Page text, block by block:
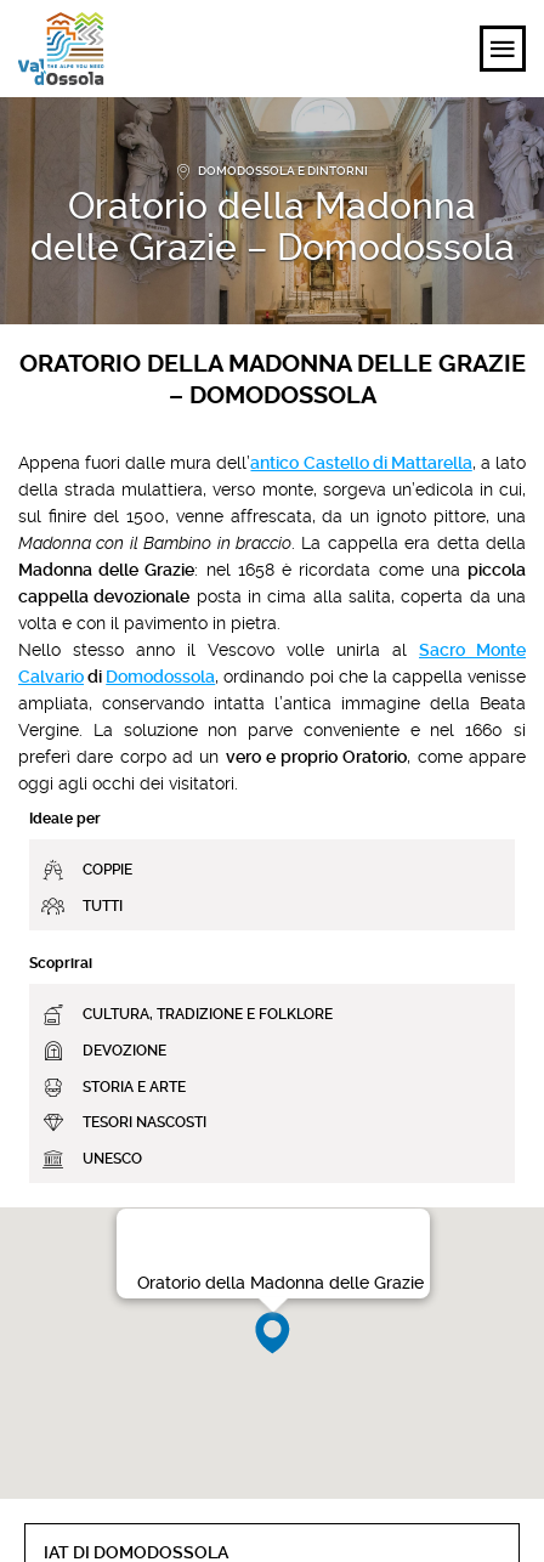
SCOPRI
VIVI
PIANIFICA
EVENTI E ISPIRAZIONI
DOMODOSSOLA E DINTORNI
Oratorio della Madonna
delle Grazie – Domodossola
ORATORIO DELLA MADONNA DELLE GRAZIE
– DOMODOSSOLA
Appena fuori dalle mura dell’antico Castello di Mattarella, a lato
della strada mulattiera, verso monte, sorgeva un’edicola in cui,
sul finire del 1500, venne affrescata, da un ignoto pittore, una
Madonna con il Bambino in braccio . La cappella era detta della
Madonna delle Grazie: nel 1658 è ricordata come una piccola
cappella devozionale posta in cima alla salita, coperta da una
volta e con il pavimento in pietra.
Nello stesso anno il Vescovo volle unirla al Sacro Monte
Calvariodi Domodossola, ordinando poi che la cappella venisse
ampliata, conservando intatta l’antica immagine della Beata
Vergine. La soluzione non parve conveniente e nel 1660 si
preferì dare corpo ad un vero e proprio Oratorio, come appare
oggi agli occhi dei visitatori.
Ideale per
COPPIE
TUTTI
Scoprirai
CULTURA, TRADIZIONE E FOLKLORE
DEVOZIONE
STORIA E ARTE
TESORI NASCOSTI
UNESCO
Oratorio della Madonna delle Grazie
IAT DI DOMODOSSOLA